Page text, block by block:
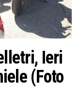
n
e
Ieri
(Foto